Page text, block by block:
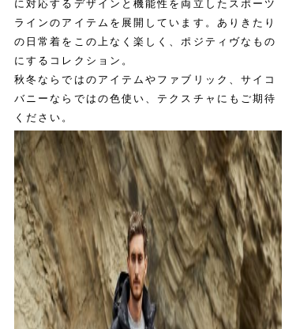
に対応するデザインと機能性を両立したスポーツ
ラインのアイテムを展開しています。ありきたり
の日常着をこの上なく楽しく、ポジティヴなもの
にするコレクション。
秋冬ならではのアイテムやファブリック、サイコ
バニーならではの色使い、テクスチャにもご期待
ください。